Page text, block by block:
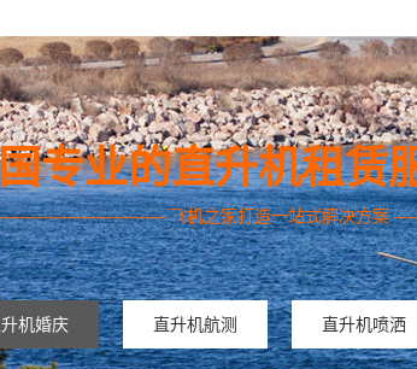
专业的直升机租赁
飞机之家打造一站式解决方案
机婚庆 直升机航测 直升机喷洒